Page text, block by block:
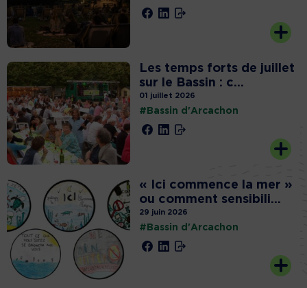
Les temps forts de juillet
sur le Bassin : c...
01 juillet 2026
#Bassin d'Arcachon
« Ici commence la mer »
ou comment sensibili...
29 juin 2026
#Bassin d'Arcachon